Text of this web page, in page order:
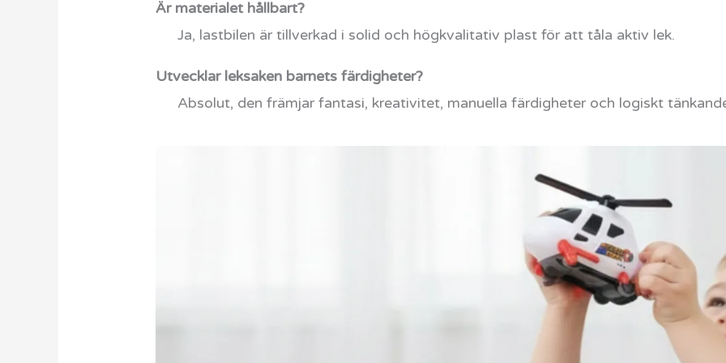
Är materialet hållbart?
Ja, lastbilen är tillverkad i solid och högkvalitativ plast för att tåla aktiv lek.
Utvecklar leksaken barnets färdigheter?
Absolut, den främjar fantasi, kreativitet, manuella färdigheter och logiskt